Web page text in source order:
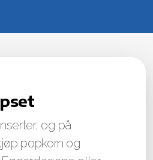
og på
popkorn og